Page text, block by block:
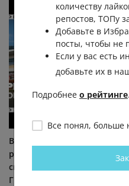
В Крылатском взялись за
реконструкцию
спорткомплекса на
Гребном канале. Работы
количеству
репостов, ТОПу
Добавьте в
посты, чтобы не
Если у вас есть
добавьте их в
Подробнее о рейтинге.
Все понял, больше